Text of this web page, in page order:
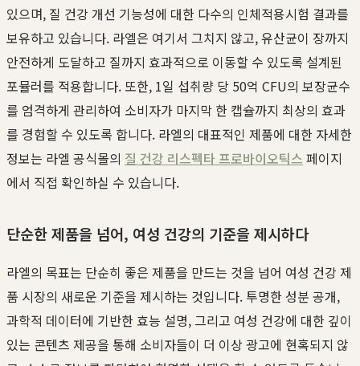
있으며, 질 건강 개선 기능성에 대한 다수의 인체적용시험 결과를
보유하고 있습니다. 라엘은 여기서 그치지 않고, 유산균이 장까지
안전하게 도달하고 질까지 효과적으로 이동할 수 있도록 설계된
포뮬러를 적용합니다. 또한, 1일 섭취량 당 50억 CFU의 보장균수
를 엄격하게 관리하여 소비자가 마지막 한 캡슐까지 최상의 효과
를 경험할 수 있도록 합니다. 라엘의 대표적인 제품에 대한 자세한
정보는 라엘 공식몰의 질 건강 리스펙타 프로바이오틱스 페이지
에서 직접 확인하실 수 있습니다.
단순한 제품을 넘어, 여성 건강의 기준을 제시하다
라엘의 목표는 단순히 좋은 제품을 만드는 것을 넘어 여성 건강 제
품 시장의 새로운 기준을 제시하는 것입니다. 투명한 성분 공개,
과학적 데이터에 기반한 효능 설명, 그리고 여성 건강에 대한 깊이
있는 콘텐츠 제공을 통해 소비자들이 더 이상 광고에 현혹되지 않